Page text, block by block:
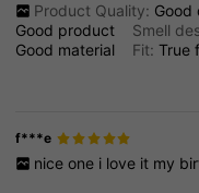
Product Quality: Good
Good product Smell
Good material Fit:True
f***e
nice one i love it my